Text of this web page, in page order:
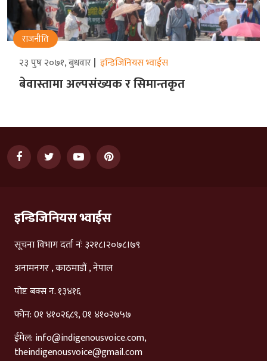
राजनीति
२३ पुष २०७१, बुधवार इन्डिजिनियस भ्वाईस
बेवास्तामा अल्पसंख्यक र सिमान्तकृत
इन्डिजिनियस भ्वाईस
सूचना विभाग दर्ता नंः ३२१८।२०७८।७९
अनामनगर , काठमाडौं , नेपाल
पोष्ट बक्स न. १३४१६
फोन: 0१ ४१०२६८९, 0१ ४१०२७५७
ईमेल: info@indigenousvoice.com,
theindigenousvoice@gmail.com